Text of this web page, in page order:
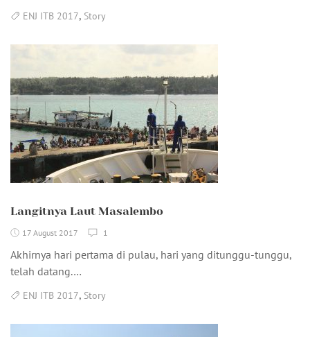
ENJ ITB 2017, Story
Langitnya Laut Masalembo
17 August 2017 1
Akhirnya hari pertama di pulau, hari yang ditunggu-tunggu,
telah datang.…
ENJ ITB 2017, Story